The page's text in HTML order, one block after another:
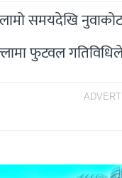
लामो समयदेखि
फुटवल